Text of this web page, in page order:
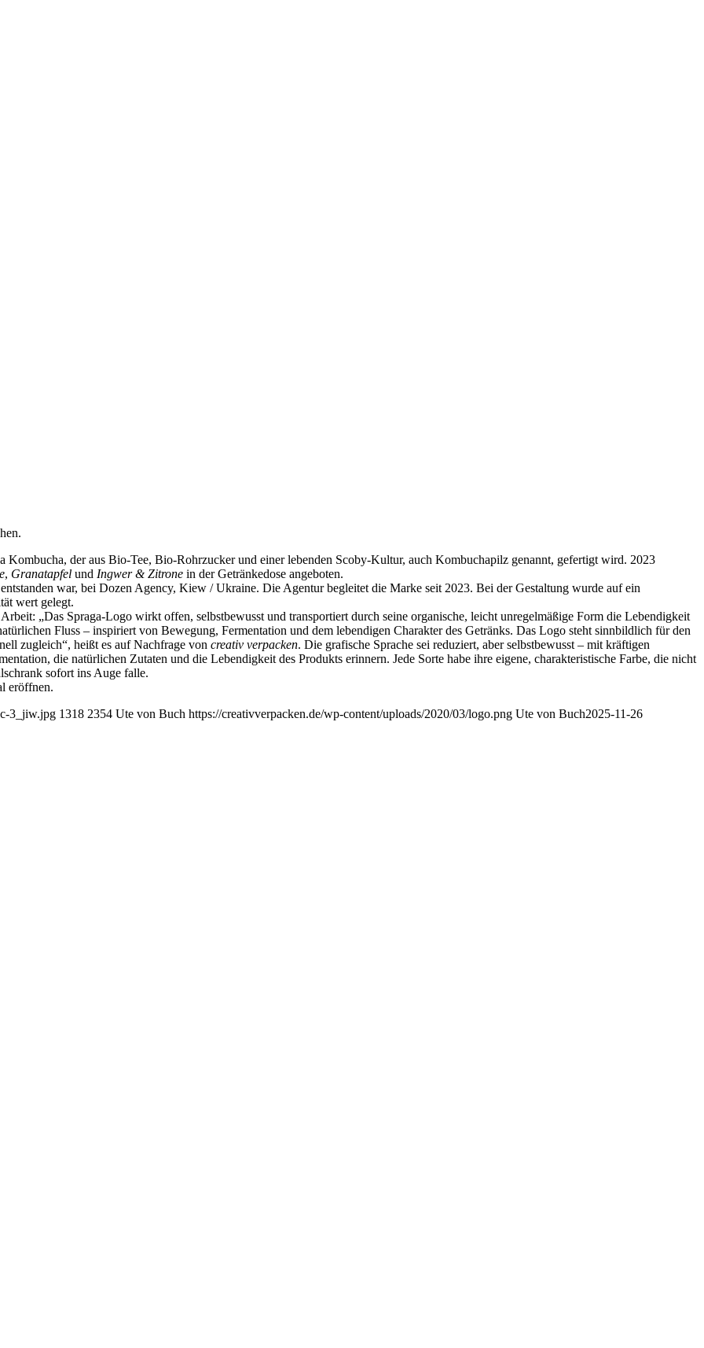
Kombucha, der aus Bio-Tee, Bio-Rohrzucker und einer lebenden Scoby-Kultur, auch Kombuchapilz genannt, gefertigt wird. 2023
, Granatapfel und Ingwer & Zitrone in der Getränkedose angeboten.
war, bei Dozen Agency, Kiew / Ukraine. Die Agentur begleitet die Marke seit 2023. Bei der Gestaltung wurde auf ein
wert gelegt.
„Das Spraga-Logo wirkt offen, selbstbewusst und transportiert durch seine organische, leicht unregelmäßige Form die Lebendigkeit
Fluss – inspiriert von Bewegung, Fermentation und dem lebendigen Charakter des Getränks. Das Logo steht sinnbildlich für den
zugleich“, heißt es auf Nachfrage von creativ verpacken. Die grafische Sprache sei reduziert, aber selbstbewusst – mit kräftigen
die natürlichen Zutaten und die Lebendigkeit des Produkts erinnern. Jede Sorte habe ihre eigene, charakteristische Farbe, die nicht
sofort ins Auge falle.
eröffnen.
3_jiw.jpg 1318 2354 Ute von Buch https://creativverpacken.de/wp-content/uploads/2020/03/logo.png Ute von Buch2025-11-26